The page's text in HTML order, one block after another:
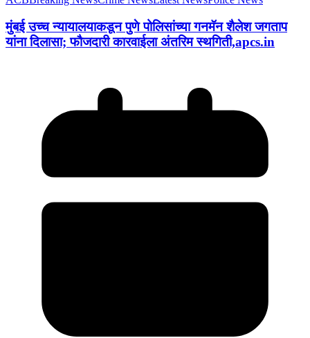
मुंबई उच्च न्यायालयाकडून पुणे पोलिसांच्या गनमॅन शैलेश जगताप
यांना दिलासा; फौजदारी कारवाईला अंतरिम स्थगिती,apcs.in